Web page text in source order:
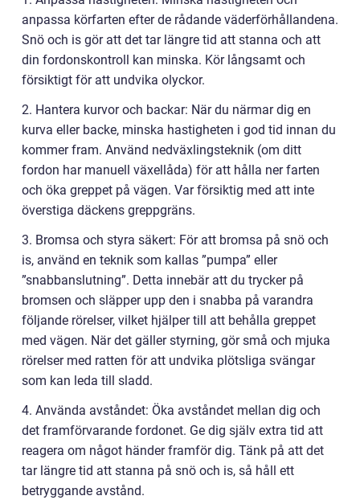
anpassa körfarten efter de rådande väderförhållandena.
Snö och is gör att det tar längre tid att stanna och att
din fordonskontroll kan minska. Kör långsamt och
försiktigt för att undvika olyckor.
2. Hantera kurvor och backar: När du närmar dig en
kurva eller backe, minska hastigheten i god tid innan du
kommer fram. Använd nedväxlingsteknik (om ditt
fordon har manuell växellåda) för att hålla ner farten
och öka greppet på vägen. Var försiktig med att inte
överstiga däckens greppgräns.
3. Bromsa och styra säkert: För att bromsa på snö och
is, använd en teknik som kallas ”pumpa” eller
”snabbanslutning”. Detta innebär att du trycker på
bromsen och släpper upp den i snabba på varandra
följande rörelser, vilket hjälper till att behålla greppet
med vägen. När det gäller styrning, gör små och mjuka
rörelser med ratten för att undvika plötsliga svängar
som kan leda till sladd.
4. Använda avståndet: Öka avståndet mellan dig och
det framförvarande fordonet. Ge dig själv extra tid att
reagera om något händer framför dig. Tänk på att det
tar längre tid att stanna på snö och is, så håll ett
betryggande avstånd.